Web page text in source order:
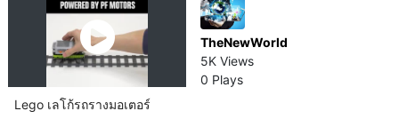
TheNewWorld
5K Views
0 Plays
Lego เลโก้รถรางมอเตอร์